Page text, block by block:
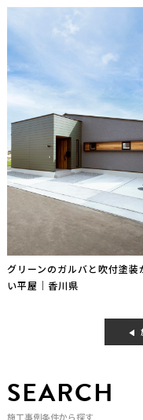
グリーンのガルバと吹付塗装
い平屋｜香川県
SEARCH
施工事例条件から探す